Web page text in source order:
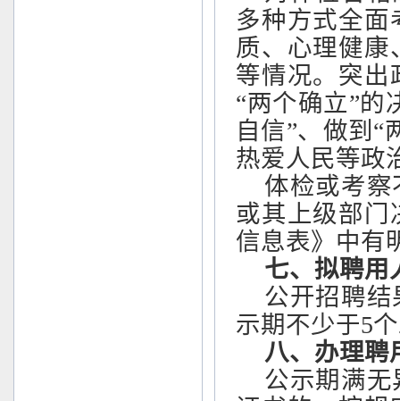
多种方式全面
质、心理健康
等情况。突出
“两个确立”的
自信”、做到“
热爱人民等政
体检或考
或其上级部门
信息表》中有
七、拟聘用
公开招聘
示期不少于5
八、办理聘
公示期满